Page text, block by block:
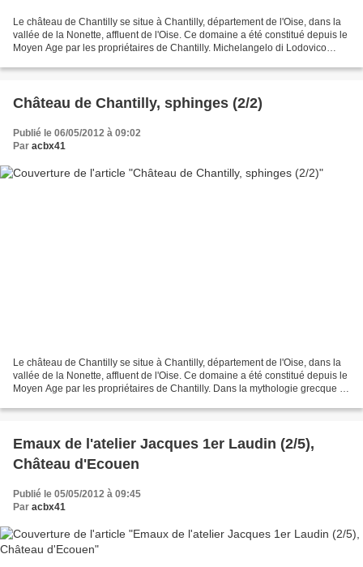
Le château de Chantilly se situe à Chantilly, département de l'Oise, dans la
vallée de la Nonette, affluent de l'Oise. Ce domaine a été constitué depuis le
Moyen Age par les propriétaires de Chantilly. Michelangelo di Lodovico
Château de Chantilly, sphinges (2/2)
Publié le 06/05/2012 à 09:02
Par acbx41
Le château de Chantilly se situe à Chantilly, département de l'Oise, dans la
vallée de la Nonette, affluent de l'Oise. Ce domaine a été constitué depuis le
Moyen Age par les propriétaires de Chantilly. Dans la mythologie grecque ,
Emaux de l'atelier Jacques 1er Laudin (2/5),
Château d'Ecouen
Publié le 05/05/2012 à 09:45
Par acbx41